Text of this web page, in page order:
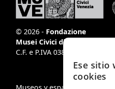
© 2026 - Fondazione
Musei Civici di Venezia
C.F. e P.IVA 03842230272
Museos y espacios
Ese sitio
cookies